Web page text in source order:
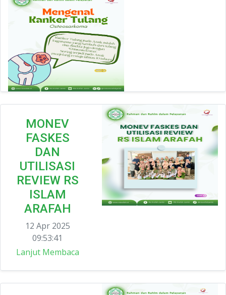
MONEV
FASKES
DAN
UTILISASI
REVIEW RS
ISLAM
ARAFAH
12 Apr 2025
09:53:41
Lanjut Membaca